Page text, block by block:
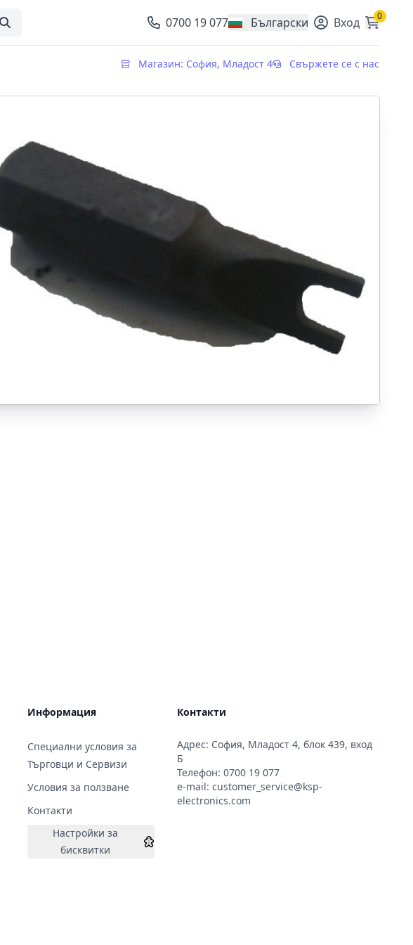
0700 19 077 Български
, change currency Вход 0
Магазин: София, Младост 4 Свържете се с нас
Информация
Специални условия за
Търговци и Сервизи
Условия за ползване
Контакти
Настройки за
бисквитки
Контакти
Адрес: София, Младост 4, блок 439, вход
Б
Телефон: 0700 19 077
e-mail: customer_service@ksp-
electronics.com